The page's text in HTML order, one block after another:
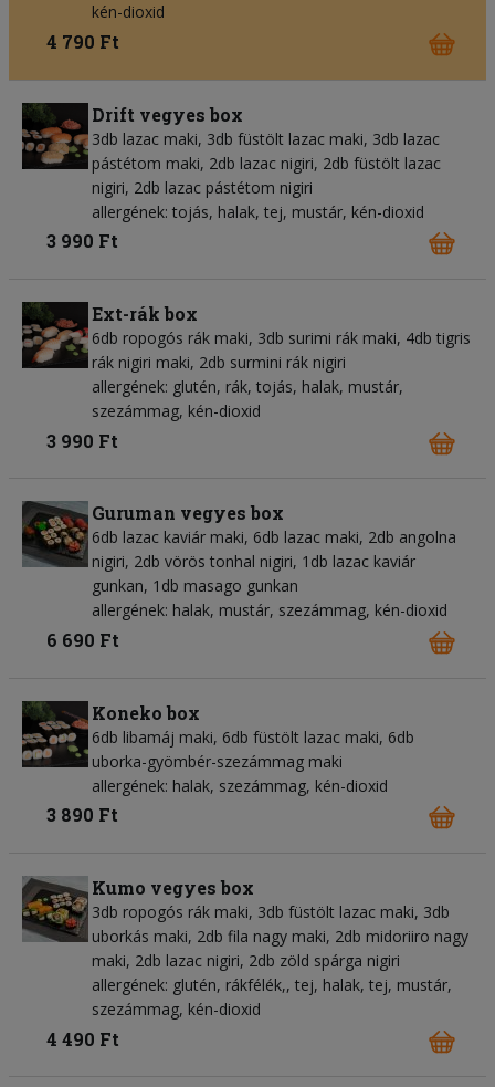
kén-dioxid
4 790 Ft
Drift vegyes box
3db lazac maki, 3db füstölt lazac maki, 3db lazac
pástétom maki, 2db lazac nigiri, 2db füstölt lazac
nigiri, 2db lazac pástétom nigiri
allergének: tojás, halak, tej, mustár, kén-dioxid
3 990 Ft
Ext-rák box
6db ropogós rák maki, 3db surimi rák maki, 4db tigris
rák nigiri maki, 2db surmini rák nigiri
allergének: glutén, rák, tojás, halak, mustár,
szezámmag, kén-dioxid
3 990 Ft
Guruman vegyes box
6db lazac kaviár maki, 6db lazac maki, 2db angolna
nigiri, 2db vörös tonhal nigiri, 1db lazac kaviár
gunkan, 1db masago gunkan
allergének: halak, mustár, szezámmag, kén-dioxid
6 690 Ft
Koneko box
6db libamáj maki, 6db füstölt lazac maki, 6db
uborka-gyömbér-szezámmag maki
allergének: halak, szezámmag, kén-dioxid
3 890 Ft
Kumo vegyes box
3db ropogós rák maki, 3db füstölt lazac maki, 3db
uborkás maki, 2db fila nagy maki, 2db midoriiro nagy
maki, 2db lazac nigiri, 2db zöld spárga nigiri
allergének: glutén, rákfélék,, tej, halak, tej, mustár,
szezámmag, kén-dioxid
4 490 Ft